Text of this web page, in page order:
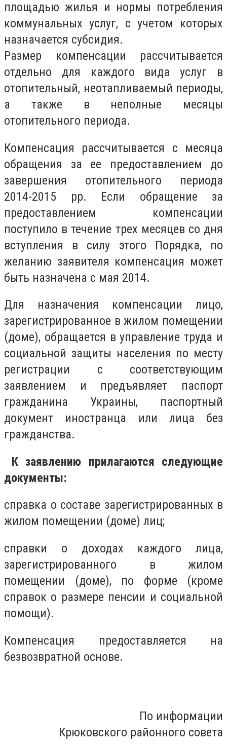
площадью жилья и нормы потребления
коммунальных услуг, с учетом которых
назначается субсидия.
Размер компенсации рассчитывается
отдельно для каждого вида услуг в
отопительный, неотапливаемый периоды,
а также в неполные месяцы
отопительного периода.
Компенсация рассчитывается с месяца
обращения за ее предоставлением до
завершения отопительного периода
2014-2015 pp. Если обращение за
предоставлением компенсации
поступило в течение трех месяцев со дня
вступления в силу этого Порядка, по
желанию заявителя компенсация может
быть назначена с мая 2014.
Для назначения компенсации лицо,
зарегистрированное в жилом помещении
(доме), обращается в управление труда и
социальной защиты населения по месту
регистрации с соответствующим
заявлением и предъявляет паспорт
гражданина Украины, паспортный
документ иностранца или лица без
гражданства.
К заявлению прилагаются следующие
документы:
справка о составе зарегистрированных в
жилом помещении (доме) лиц;
справки о доходах каждого лица,
зарегистрированного в жилом
помещении (доме), по форме (кроме
справок о размере пенсии и социальной
помощи).
Компенсация предоставляется на
безвозвратной основе.
По информации
Крюковского районного совета